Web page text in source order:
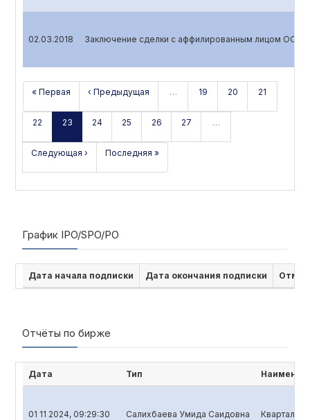
02.03.2018 Заключение сделки с аффилированным лицом
« Первая ‹ Предыдущая … 19 20 21
22 23 24 25 26 27 …
Следующая › Последняя »
График IPO/SPO/PO
Дата начала подписки Дата окончания подписки
Отчёты по бирже
Дата Тип
01 11 2024, 09:29:30 Салихбаева Умида Саидовна